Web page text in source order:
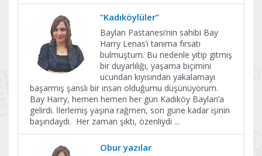
“Kadıköylüler”
Baylan Pastanesi’nin sahibi Bay
Harry Lenas’ı tanıma fırsatı
bulmuştum. Bu nedenle yitip gitmiş
bir duyarlılığı, yaşama biçimini
ucundan kıyısından yakalamayı
başarmış şanslı bir insan olduğumu düşünüyorum.
Bay Harry, hemen hemen her gün Kadıköy Baylan’a
gelirdi. İlerlemiş yaşına rağmen, son güne kadar işinin
başındaydı. Her zaman şıktı, özenliydi ...
Obur yazılar